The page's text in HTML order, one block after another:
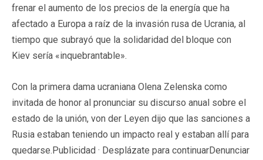
frenar el aumento de los precios de la energía que ha
afectado a Europa a raíz de la invasión rusa de Ucrania, al
tiempo que subrayó que la solidaridad del bloque con
Kiev sería «inquebrantable».
Con la primera dama ucraniana Olena Zelenska como
invitada de honor al pronunciar su discurso anual sobre el
estado de la unión, von der Leyen dijo que las sanciones a
Rusia estaban teniendo un impacto real y estaban allí para
quedarse.Publicidad · Desplázate para continuarDenunciar